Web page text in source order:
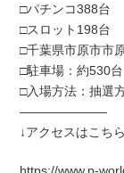
□パチンコ388台
□スロット198台
□千葉県市原市市
□駐車場：約530
□入場方法：抽選
―――――――
↓アクセスはこち